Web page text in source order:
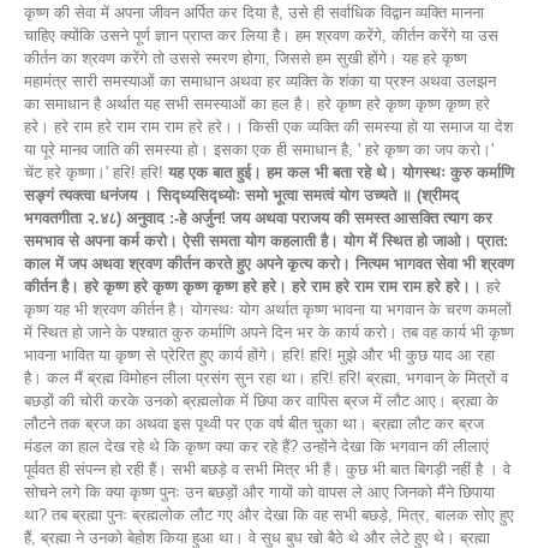
कृष्ण की सेवा में अपना जीवन अर्पित कर दिया है, उसे ही सर्वाधिक विद्वान व्यक्ति मानना
चाहिए क्योंकि उसने पूर्ण ज्ञान प्राप्त कर लिया है। हम श्रवण करेंगे, कीर्तन करेंगे या उस
कीर्तन का श्रवण करेंगे तो उससे स्मरण होगा, जिससे हम सुखी होंगे। यह हरे कृष्ण
महामंत्र सारी समस्याओं का समाधान अथवा हर व्यक्ति के शंका या प्रश्न अथवा उलझन
का समाधान है अर्थात यह सभी समस्याओं का हल है। हरे कृष्ण हरे कृष्ण कृष्ण कृष्ण हरे
हरे। हरे राम हरे राम राम राम हरे हरे।। किसी एक व्यक्ति की समस्या हो या समाज या देश
या पूरे मानव जाति की समस्या हो। इसका एक ही समाधान है, ' हरे कृष्ण का जप करो।'
चेंट हरे कृष्णा।' हरि! हरि! यह एक बात हुई। हम कल भी बता रहे थे। योगस्थः कुरु कर्माणि
सङ्गं त्यक्त्वा धनंजय । सिद्ध्यसिद्ध्योः समो भूत्वा समत्वं योग उच्यते ॥ (श्रीमद्
भगवतगीता २.४८) अनुवाद :-हे अर्जुन! जय अथवा पराजय की समस्त आसक्ति त्याग कर
समभाव से अपना कर्म करो। ऐसी समता योग कहलाती है। योग में स्थित हो जाओ। प्रात:
काल में जप अथवा श्रवण कीर्तन करते हुए अपने कृत्य करो। नित्यम भागवत सेवा भी श्रवण
कीर्तन है। हरे कृष्ण हरे कृष्ण कृष्ण कृष्ण हरे हरे। हरे राम हरे राम राम राम हरे हरे।। हरे
कृष्ण यह भी श्रवण कीर्तन है। योगस्थः योग अर्थात कृष्ण भावना या भगवान के चरण कमलों
में स्थित हो जाने के पश्चात कुरु कर्माणि अपने दिन भर के कार्य करो। तब वह कार्य भी कृष्ण
भावना भावित या कृष्ण से प्रेरित हुए कार्य होंगे। हरि! हरि! मुझे और भी कुछ याद आ रहा
है। कल मैं ब्रह्म विमोहन लीला प्रसंग सुन रहा था। हरि! हरि! ब्रह्मा, भगवान् के मित्रों व
बछड़ों की चोरी करके उनको ब्रह्मलोक में छिपा कर वापिस ब्रज में लौट आए। ब्रह्मा के
लौटने तक ब्रज का अथवा इस पृथ्वी पर एक वर्ष बीत चुका था। ब्रह्मा लौट कर ब्रज
मंडल का हाल देख रहे थे कि कृष्ण क्या कर रहे हैं? उन्होंने देखा कि भगवान की लीलाएं
पूर्ववत ही संपन्न हो रही हैं। सभी बछड़े व सभी मित्र भी हैं। कुछ भी बात बिगड़ी नहीं है । वे
सोचने लगे कि क्या कृष्ण पुनः उन बछड़ों और गायों को वापस ले आए जिनको मैंने छिपाया
था? तब ब्रह्मा पुनः ब्रह्मलोक लौट गए और देखा कि वह सभी बछड़े, मित्र, बालक सोए हुए
हैं, ब्रह्मा ने उनको बेहोश किया हुआ था। वे सुध बुध खो बैठे थे और लेटे हुए थे। ब्रह्मा